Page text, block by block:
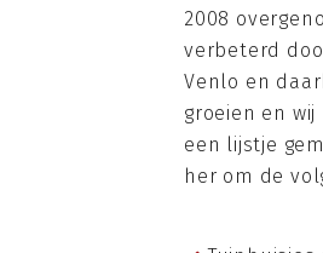
2008
verbeterd
Venlo en
groeien en
een lijstje
her om de